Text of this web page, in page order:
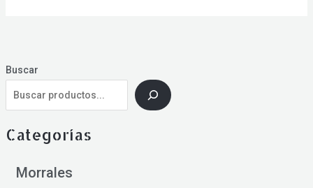
Buscar
Categorías
Morrales